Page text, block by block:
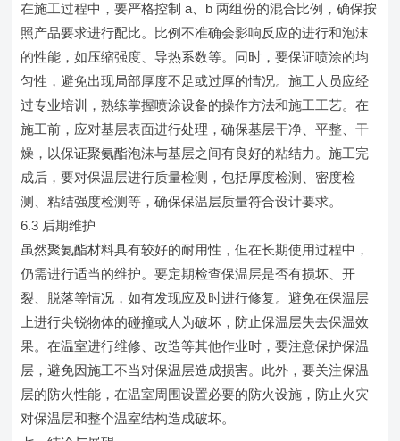
在施工过程中，要严格控制 a、b 两组份的混合比例，确保按
照产品要求进行配比。比例不准确会影响反应的进行和泡沫
的性能，如压缩强度、导热系数等。同时，要保证喷涂的均
匀性，避免出现局部厚度不足或过厚的情况。施工人员应经
过专业培训，熟练掌握喷涂设备的操作方法和施工工艺。在
施工前，应对基层表面进行处理，确保基层干净、平整、干
燥，以保证聚氨酯泡沫与基层之间有良好的粘结力。施工完
成后，要对保温层进行质量检测，包括厚度检测、密度检
测、粘结强度检测等，确保保温层质量符合设计要求。
6.3 后期维护
虽然聚氨酯材料具有较好的耐用性，但在长期使用过程中，
仍需进行适当的维护。要定期检查保温层是否有损坏、开
裂、脱落等情况，如有发现应及时进行修复。避免在保温层
上进行尖锐物体的碰撞或人为破坏，防止保温层失去保温效
果。在温室进行维修、改造等其他作业时，要注意保护保温
层，避免因施工不当对保温层造成损害。此外，要关注保温
层的防火性能，在温室周围设置必要的防火设施，防止火灾
对保温层和整个温室结构造成破坏。